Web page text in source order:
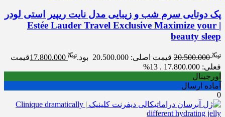
پک دوتایی سرم شب و زیبایی مدل نایت ریپیر استی لودر
| Estée Lauder Travel Exclusive Maximize your
beauty sleep
20.500.000 قیمت اصلی: 20.500.000 بود. 17.800.000قیمت
فعلی: 17.800.000 .
13%
اورجینال
آماده ارسال
0